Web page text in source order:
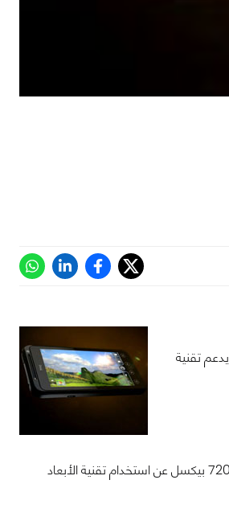
ظهرت تسريبات عن هاتف HTC EVO 3D الحصري لشركة الاتصالات الأمريكية Sprint وهو أول هاتف من قبل HTC يدعم تقنية
كاميرتين خلفيتين بدقة 5 ميجابيكسل مع إمكانية تصوير فيديو 1080 بيكسل في حال استخدام تقنية الأبعاد الثنائية أو 720 بيكسل عن استخدام تقنية الأبعاد